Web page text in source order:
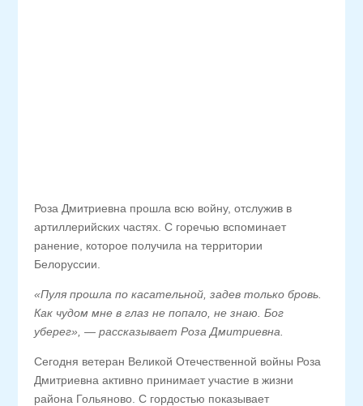
Роза Дмитриевна прошла всю войну, отслужив в
артиллерийских частях. С горечью вспоминает
ранение, которое получила на территории
Белоруссии.
«Пуля прошла по касательной, задев только бровь.
Как чудом мне в глаз не попало, не знаю. Бог
уберег», — рассказывает Роза Дмитриевна.
Сегодня ветеран Великой Отечественной войны Роза
Дмитриевна активно принимает участие в жизни
района Гольяново. С гордостью показывает